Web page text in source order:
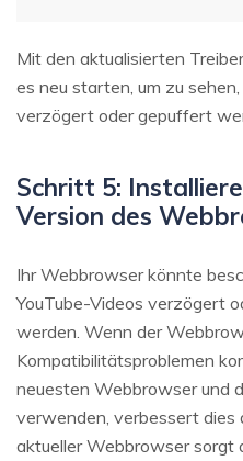
Mit den aktualisierten
es neu starten, um zu
verzögert oder gepuffert
Schritt 5:
Version des
Ihr Webbrowser könnte
YouTube-Videos verzögert
werden. Wenn der
Kompatibilitätsproblemen
neuesten Webbrowser und
verwenden, verbessert dies
aktueller Webbrowser sorgt